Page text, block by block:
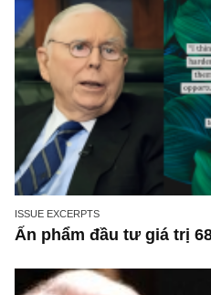
ISSUE EXCERPTS